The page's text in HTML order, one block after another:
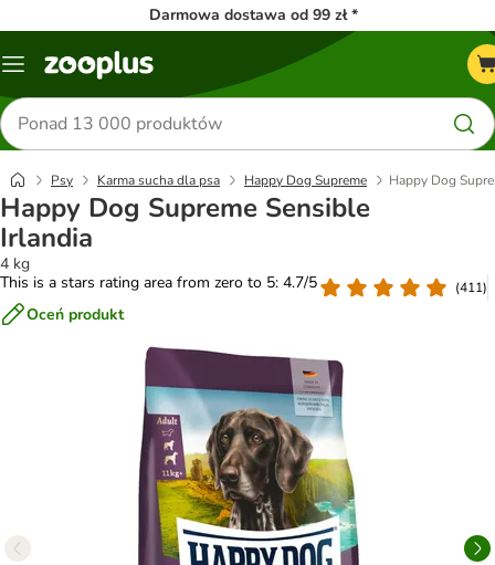
Darmowa dostawa od 99 zł *
Menu
Szukaj
produktów
Psy Karma sucha dla psa Happy Dog Supreme Happy Dog
Happy Dog Supreme Sensible
Irlandia
4 kg
This is a stars rating area from zero to 5: 4.7/5
(411)
Oceń produkt